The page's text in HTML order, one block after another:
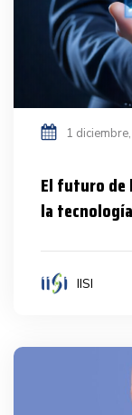
1
El futuro de
la
IISI